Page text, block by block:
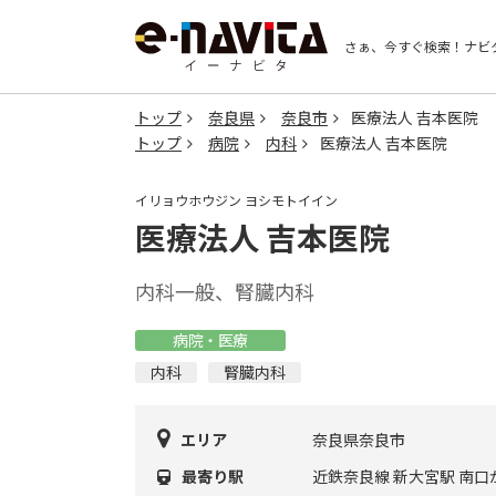
さぁ、今すぐ検索！ ナビ
トップ 奈良県 奈良市
医療法人 吉本医院
トップ
病院 内科 医療法人 吉本医院
イリョウホウジン ヨシモトイイン
医療法人 吉本医院
内科一般、腎臓内科
病院・医療
内科
腎臓内科
エリア
奈良県奈良市
最寄り駅
近鉄奈良線 新大宮駅 南口